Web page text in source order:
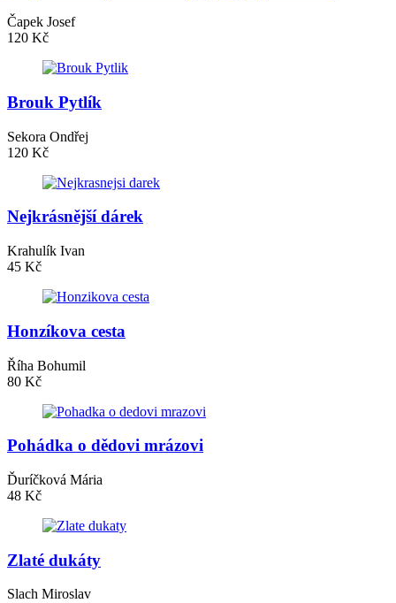
Čapek Josef
120 Kč
Brouk Pytlík
Sekora Ondřej
120 Kč
Nejkrásnější dárek
Krahulík Ivan
45 Kč
Honzíkova cesta
Říha Bohumil
80 Kč
Pohádka o dědovi mrázovi
Ďuríčková Mária
48 Kč
Zlaté dukáty
Slach Miroslav